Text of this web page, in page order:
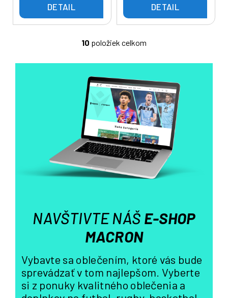
DETAIL DETAIL
O
á
d
a
c
i
e
p
r
v
k
ý
p
i
u
10 položiek celkom
NAVŠTIVTE NÁŠ E-SHOP
MACRON
Vybavte sa oblečením, ktoré vás bude
sprevádzať v tom najlepšom. Vyberte
si z ponuky kvalitného oblečenia a